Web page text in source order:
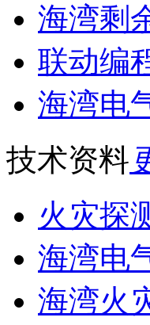
海湾剩
联动编
海湾电
技术资料
火灾探
海湾电
海湾火